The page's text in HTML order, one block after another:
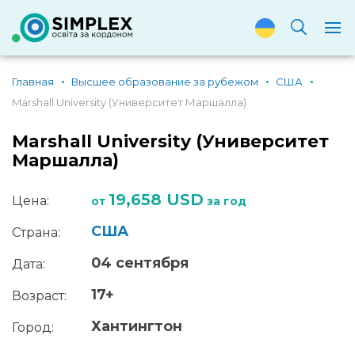
Главная Высшее образование за рубежом
США
Marshall University (Университет Маршалла)
Marshall University (Университет
Маршалла)
Цена: от 19,658 USD за год
Страна: США
Дата: 04 сентября
Возраст: 17+
Город: Хантингтон